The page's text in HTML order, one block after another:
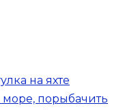
на яхте
порыбачить